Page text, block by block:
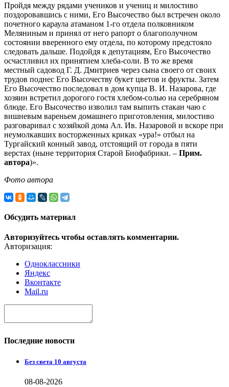
Пройдя между рядами учеников и учениц и милостиво
поздоровавшись с ними, Его Высочество был встречен около
почетного караула атаманом 1-го отдела полковником
Меляниным и принял от него рапорт о благополучном
состоянии вверенного ему отдела, по которому предстояло
следовать дальше. Подойдя к депутациям, Его Высочество
осчастливил их принятием хлеба-соли. В то же время
местный садовод Г. Д. Дмитриев через сына своего от своих
трудов поднес Его Высочеству букет цветов и фрукты. Затем
Его Высочество последовал в дом купца В. И. Назарова, где
хозяин встретил дорогого гостя хлебом-солью на серебряном
блюде. Его Высочество изволил там выпить стакан чаю с
вишневым вареньем домашнего приготовления, милостиво
разговаривал с хозяйкой дома Ал. Ив. Назаровой и вскоре при
неумолкавших восторженных криках «ура!» отбыл на
Тургайский конный завод, отстоящий от города в пяти
верстах (ныне территория Старой Биофабрики. – Прим.
автора)».
Фото автора
Обсудить материал
Авторизуйтесь чтобы оставлять комментарии.
Авторизация:
Одноклассники
Яндекс
Вконтакте
Mail.ru
Последние новости
Без света 10 августа
08-08-2026